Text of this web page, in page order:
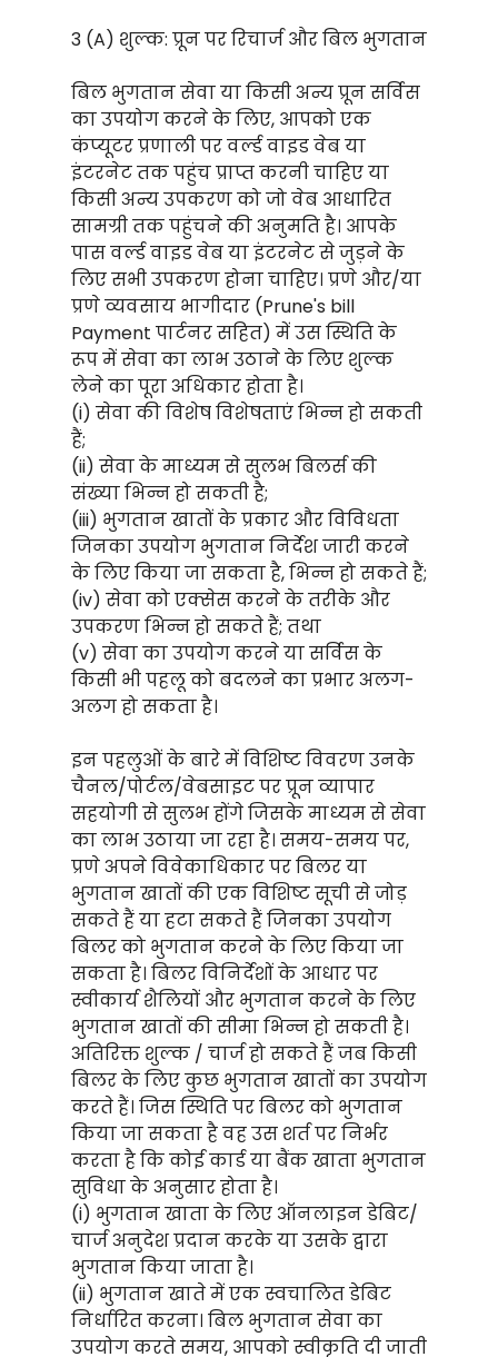
3 (A) शुल्क: प्रून पर रिचार्ज और बिल भुगतान
बिल भुगतान सेवा या किसी अन्य प्रून सर्विस
का उपयोग करने के लिए, आपको एक
कंप्यूटर प्रणाली पर वर्ल्ड वाइड वेब या
इंटरनेट तक पहुंच प्राप्त करनी चाहिए या
किसी अन्य उपकरण को जो वेब आधारित
सामग्री तक पहुंचने की अनुमति है। आपके
पास वर्ल्ड वाइड वेब या इंटरनेट से जुड़ने के
लिए सभी उपकरण होना चाहिए। प्रणे और/या
प्रणे व्यवसाय भागीदार (Prune's bill
Payment पार्टनर सहित) में उस स्थिति के
रूप में सेवा का लाभ उठाने के लिए शुल्क
लेने का पूरा अधिकार होता है।
(i) सेवा की विशेष विशेषताएं भिन्न हो सकती
हैं;
(ii) सेवा के माध्यम से सुलभ बिलर्स की
संख्या भिन्न हो सकती है;
(iii) भुगतान खातों के प्रकार और विविधता
जिनका उपयोग भुगतान निर्देश जारी करने
के लिए किया जा सकता है, भिन्न हो सकते हैं;
(iv) सेवा को एक्सेस करने के तरीके और
उपकरण भिन्न हो सकते हैं; तथा
(v) सेवा का उपयोग करने या सर्विस के
किसी भी पहलू को बदलने का प्रभार अलग-
अलग हो सकता है।
इन पहलुओं के बारे में विशिष्ट विवरण उनके
चैनल/पोर्टल/वेबसाइट पर प्रून व्यापार
सहयोगी से सुलभ होंगे जिसके माध्यम से सेवा
का लाभ उठाया जा रहा है। समय-समय पर,
प्रणे अपने विवेकाधिकार पर बिलर या
भुगतान खातों की एक विशिष्ट सूची से जोड़
सकते हैं या हटा सकते हैं जिनका उपयोग
बिलर को भुगतान करने के लिए किया जा
सकता है। बिलर विनिर्देशों के आधार पर
स्वीकार्य शैलियों और भुगतान करने के लिए
भुगतान खातों की सीमा भिन्न हो सकती है।
अतिरिक्त शुल्क / चार्ज हो सकते हैं जब किसी
बिलर के लिए कुछ भुगतान खातों का उपयोग
करते हैं। जिस स्थिति पर बिलर को भुगतान
किया जा सकता है वह उस शर्त पर निर्भर
करता है कि कोई कार्ड या बैंक खाता भुगतान
सुविधा के अनुसार होता है।
(i) भुगतान खाता के लिए ऑनलाइन डेबिट/
चार्ज अनुदेश प्रदान करके या उसके द्वारा
भुगतान किया जाता है।
(ii) भुगतान खाते में एक स्वचालित डेबिट
निर्धारित करना। बिल भुगतान सेवा का
उपयोग करते समय, आपको स्वीकृति दी जाती